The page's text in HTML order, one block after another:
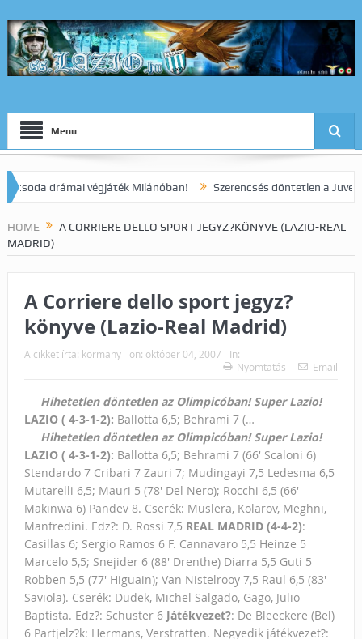
Menu
drámai végjáték Milánóban! Szerencsés döntetlen a Juve elleni
HOME
A CORRIERE DELLO SPORT JEGYZ?KÖNYVE (LAZIO-REAL
MADRID)
A Corriere dello sport jegyz?
könyve (Lazio-Real Madrid)
A cikket írta: kormany on: október 04, 2007
In:
Nyomtatás
Email
Hihetetlen döntetlen az Olimpicóban! Super Lazio!
LAZIO ( 4-3-1-2): Ballotta 6,5; Behra­mi 7 (…
Hihetetlen döntetlen az Olimpicóban! Super Lazio!
LAZIO ( 4-3-1-2): Ballotta 6,5; Behra­mi 7 (66' Scaloni 6)
Stendardo 7 Cri­bari 7 Zauri 7; Mudingayi 7,5 Ledesma 6,5
Mutarelli 6,5; Mauri 5 (78' Del Nero); Rocchi 6,5 (66'
Makinwa 6) Pandev 8. Cserék: Muslera, Kolarov, Meghni,
Manfredini. Edz?: D. Rossi 7,5 REAL MADRID (4-4-2):
Casillas 6; Sergio Ramos 6 F. Cannavaro 5,5 Heinze 5
Marcelo 5,5; Snejider 6 (88' Drenthe) Diarra 5,5 Guti 5
Rob­ben 5,5 (77' Higuain); Van Nistel­rooy 7,5 Raul 6,5 (83'
Saviola). Cserék: Dudek, Michel Salgado, Gago, Julio
Baptista. Edz?: Schuster 6 Játékvezet?: De Bleeckere (Bel)
6 Partjelz?k: Hermans, Verstratten. Negyedik játékvezet?: